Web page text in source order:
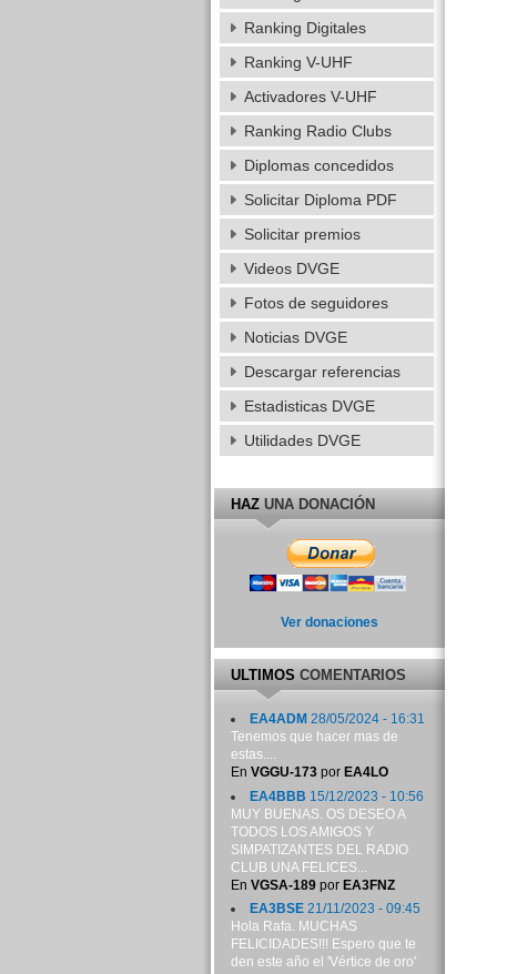
Ranking Digitales
Ranking V-UHF
Activadores V-UHF
Ranking Radio Clubs
Diplomas concedidos
Solicitar Diploma PDF
Solicitar premios
Videos DVGE
Fotos de seguidores
Noticias DVGE
Descargar referencias
Estadisticas DVGE
Utilidades DVGE
HAZUNA DONACIÓN
Ver donaciones
ULTIMOSCOMENTARIOS
EA4ADM 28/05/2024 - 16:31
Tenemos que hacer mas de
estas....
En VGGU-173por EA4LO
EA4BBB 15/12/2023 - 10:56
MUY BUENAS. OS DESEO A
TODOS LOS AMIGOS Y
SIMPATIZANTES DEL RADIO
CLUB UNA FELICES...
En VGSA-189por EA3FNZ
EA3BSE21/11/2023 - 09:45
Hola Rafa. MUCHAS
FELICIDADES!!! Espero que te
den este año el 'Vértice de oro'